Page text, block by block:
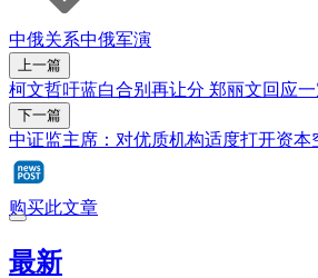
中俄关系中俄军演
上一篇
柯文哲吁蓝白合别再让分 郑丽文回应
下一篇
中证监主席：对优质机构适度打开资本
购买此文章
最新